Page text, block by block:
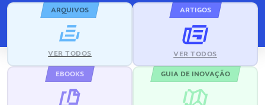
ARQUIVOS
VER TODOS
ARTIGOS
VER TODOS
EBOOKS GUIA DE INOVAÇÃO